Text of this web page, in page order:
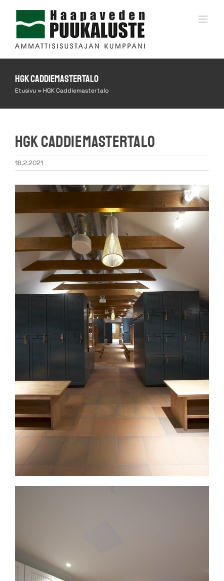
content
HGK Caddiemastertalo
Etusivu» HGK Caddiemastertalo
HGK Caddiemastertalo
18.2.2021